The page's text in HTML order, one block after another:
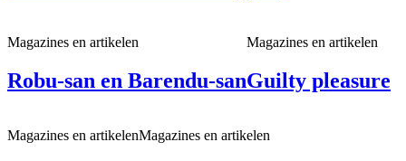
Magazines en artikelen
Robu-san en Barendu-san
Magazines en artikelen
Guilty pleasure
Magazines en artikelenMagazines en artikelen